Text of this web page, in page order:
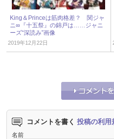
King＆Princeは筋肉格差？ 関ジャ
ニ∞『十五祭』の錦戸は……ジャニ
ーズ“深読み”画像
2019年12月22日
コメントを書く 投稿の利用
名前